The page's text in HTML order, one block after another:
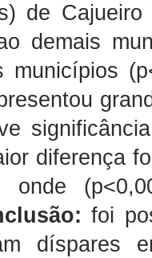
de
demais
municípios
diferença
foi
díspares